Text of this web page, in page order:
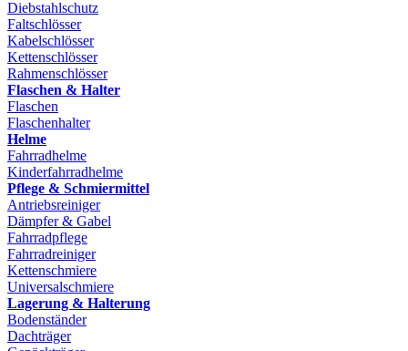
Diebstahlschutz
Faltschlösser
Kabelschlösser
Kettenschlösser
Rahmenschlösser
Flaschen & Halter
Flaschen
Flaschenhalter
Helme
Fahrradhelme
Kinderfahrradhelme
Pflege & Schmiermittel
Antriebsreiniger
Dämpfer & Gabel
Fahrradpflege
Fahrradreiniger
Kettenschmiere
Universalschmiere
Lagerung & Halterung
Bodenständer
Dachträger